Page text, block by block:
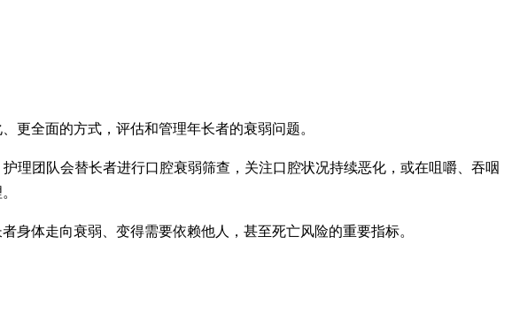
更全面的方式，评估和管理年长者的衰弱问题。
理团队会替长者进行口腔衰弱筛查，关注口腔状况持续恶化，或在咀嚼、吞咽
身体走向衰弱、变得需要依赖他人，甚至死亡风险的重要指标。